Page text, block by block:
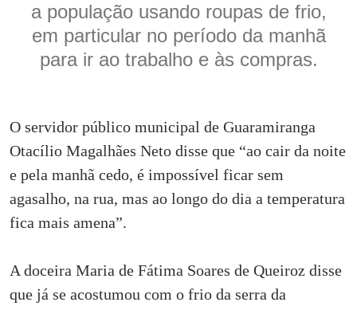
a população usando roupas de frio,
em particular no período da manhã
para ir ao trabalho e às compras.
O servidor público municipal de Guaramiranga
Otacílio Magalhães Neto disse que “ao cair da noite
e pela manhã cedo, é impossível ficar sem
agasalho, na rua, mas ao longo do dia a temperatura
fica mais amena”.
A doceira Maria de Fátima Soares de Queiroz disse
que já se acostumou com o frio da serra da